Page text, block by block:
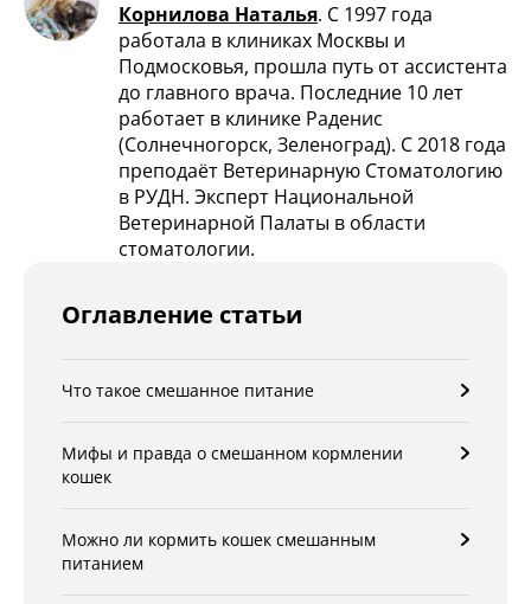
Корнилова Наталья. С 1997 года
работала в клиниках Москвы и
Подмосковья, прошла путь от ассистента
до главного врача. Последние 10 лет
работает в клинике Раденис
(Солнечногорск, Зеленоград). С 2018 года
преподаёт Ветеринарную Стоматологию
в РУДН. Эксперт Национальной
Ветеринарной Палаты в области
стоматологии.
Оглавление статьи
Что такое смешанное питание
Мифы и правда о смешанном кормлении
кошек
Можно ли кормить кошек смешанным
питанием